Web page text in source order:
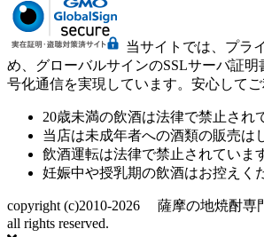
当サイトでは、プラ
め、グローバルサインのSSLサーバ証明
号化通信を実現しています。安心してご
20歳未満の飲酒は法律で禁止され
当店は未成年者への酒類の販売は
飲酒運転は法律で禁止されていま
妊娠中や授乳期の飲酒はお控えく
copyright (c)2010-2026 薩摩の地焼酎
all rights reserved.